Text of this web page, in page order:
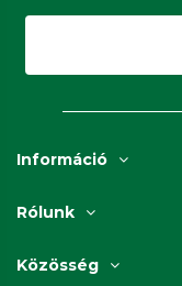
Információ
Rólunk
Közösség